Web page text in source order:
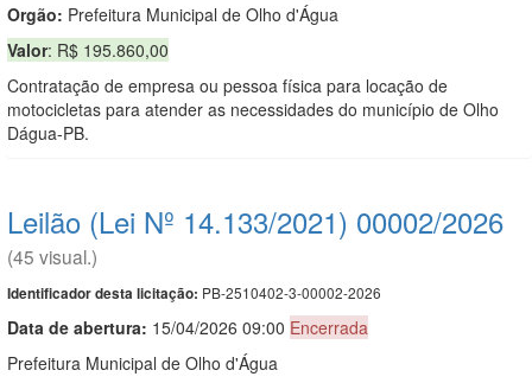
Orgão: Prefeitura Municipal de Olho d'Água
Valor: R$ 195.860,00
Contratação de empresa ou pessoa física para locação de
motocicletas para atender as necessidades do município de Olho
Dágua-PB.
Leilão (Lei Nº 14.133/2021) 00002/2026
(45 visual.)
Identificador desta licitação: PB-2510402-3-00002-2026
Data de abertura: 15/04/2026 09:00 Encerrada
Prefeitura Municipal de Olho d'Água